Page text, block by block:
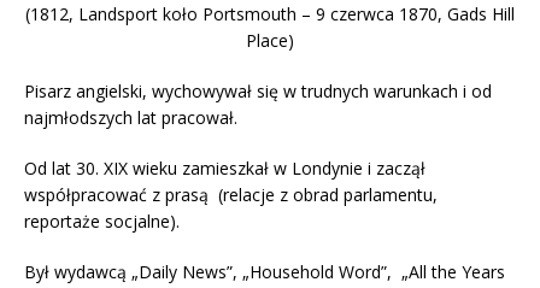
(1812, Landsport koło Portsmouth – 9 czerwca 1870, Gads Hill
Place)
Pisarz angielski, wychowywał się w trudnych warunkach i od
najmłodszych lat pracował.
Od lat 30. XIX wieku zamieszkał w Londynie i zaczął
współpracować z prasą (relacje z obrad parlamentu,
reportaże socjalne).
Był wydawcą „Daily News”, „Household Word”, „All the Years